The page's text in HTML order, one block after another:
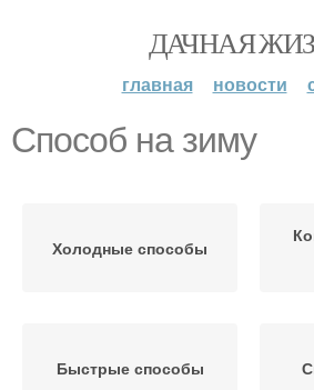
ДАЧНАЯ
главная новости
Способ на зиму
Холодные способы
Быстрые способы